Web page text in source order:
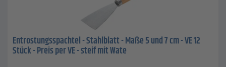
Entrostungsspachtel - Stahlblatt - Maße 5 und 7 cm - VE 12
Stück - Preis per VE - steif mit Wate